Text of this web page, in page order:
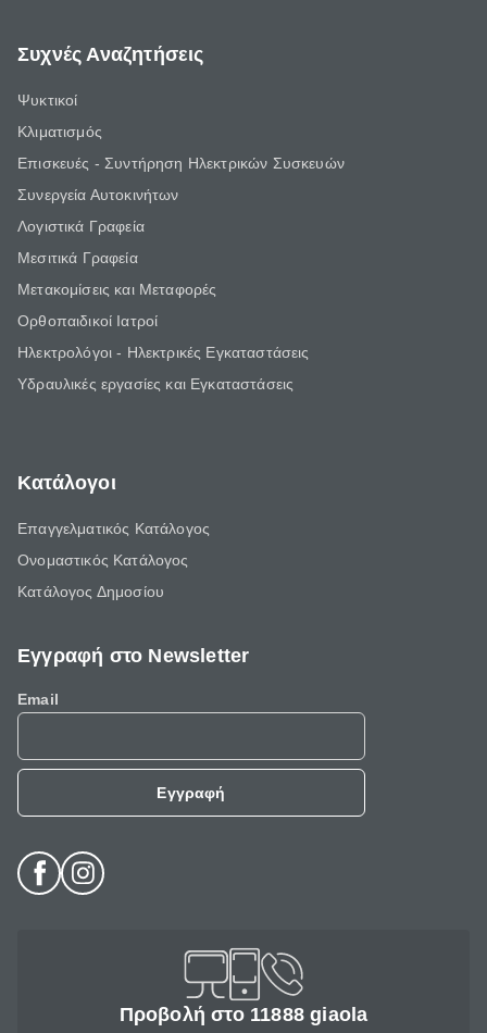
Συχνές Αναζητήσεις
Ψυκτικοί
Κλιματισμός
Επισκευές - Συντήρηση Ηλεκτρικών Συσκευών
Συνεργεία Αυτοκινήτων
Λογιστικά Γραφεία
Μεσιτικά Γραφεία
Μετακομίσεις και Μεταφορές
Ορθοπαιδικοί Ιατροί
Ηλεκτρολόγοι - Ηλεκτρικές Εγκαταστάσεις
Υδραυλικές εργασίες και Εγκαταστάσεις
Κατάλογοι
Επαγγελματικός Κατάλογος
Ονομαστικός Κατάλογος
Κατάλογος Δημοσίου
Εγγραφή στο Newsletter
Email
Εγγραφή
Προβολή στο 11888 giaola